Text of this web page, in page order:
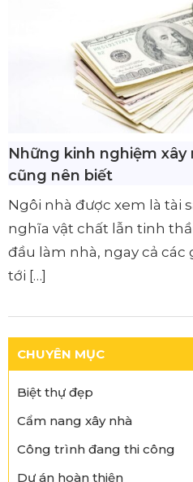
Những kinh nghiệm xây
cũng nên biết
Ngôi nhà được xem là tài
nghĩa vật chất lẫn tinh
đầu làm nhà, ngay cả các
tới […]
CHUYÊN MỤC
Biệt thự đẹp
Cẩm nang xây nhà
Công trình đang thi công
Dự án hoàn thiện